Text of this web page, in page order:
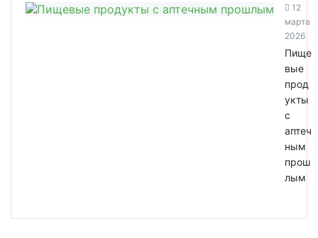
12
марта
2026
Пище
вые
прод
укты
с
аптеч
ным
прош
лым